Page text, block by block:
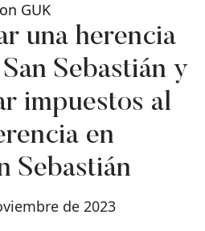
GUK
una herencia
Sebastián y
impuestos al
en
Sebastián
de 2023